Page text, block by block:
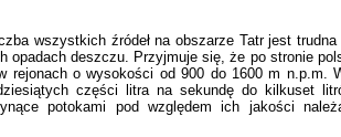
wszystkich źródeł na obszarze Tatr jest
opadach deszczu. Przyjmuje się, że po stronie
rejonach o wysokości od 900 do 1600 m n.p.m.
części litra na sekundę do kilkuset
potokami pod względem ich jakości